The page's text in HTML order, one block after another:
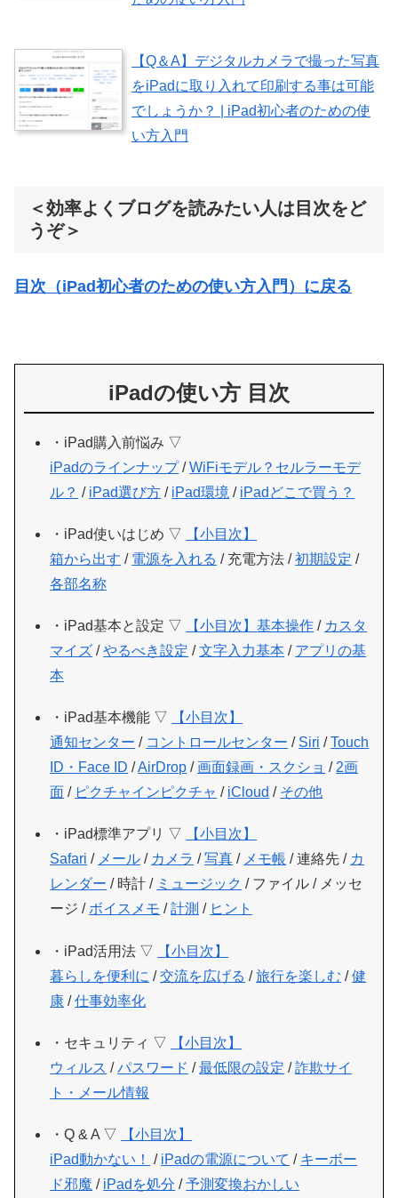
【Q＆A】デジタルカメラで撮った写真
をiPadに取り入れて印刷する事は可能
でしょうか？ | iPad初心者のための使
い方入門
＜効率よくブログを読みたい人は目次をど
うぞ＞
目次（iPad初心者のための使い方入門）に戻る
iPadの使い方 目次
・iPad購入前悩み ▽
iPadのラインナップ/WiFiモデル？セルラーモデ
ル？ / iPad選び方 / iPad環境 / iPadどこで買う？
・iPad使いはじめ ▽
【小目次】
箱から出す / 電源を入れる / 充電方法 /初期設定 /
各部名称
・iPad基本と設定 ▽ 【小目次】基本操作 / カスタ
マイズ /やるべき設定 /文字入力基本 / アプリの基
本
・iPad基本機能 ▽
【小目次】
通知センター / コントロールセンター / Siri /Touch
ID・Face ID /AirDrop /画面録画・スクショ / 2画
面 / ピクチャインピクチャ / iCloud / その他
・iPad標準アプリ ▽
【小目次】
Safari / メール / カメラ /写真 / メモ帳 / 連絡先 / カ
レンダー / 時計 / ミュージック / ファイル / メッセ
ージ /ボイスメモ /計測 / ヒント
・iPad活用法 ▽
【小目次】
暮らしを便利に /交流を広げる /旅行を楽しむ /健
康 /仕事効率化
・セキュリティ ▽
【小目次】
ウィルス /パスワード /最低限の設定 /詐欺サイ
ト・メール情報
・Q & A ▽
【小目次】
iPad動かない！
/ iPadの電源について / キーボー
ド邪魔 / iPadを処分 /予測変換おかしい